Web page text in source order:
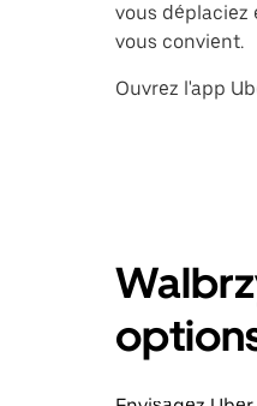
vous déplaciez
vous convient.
Ouvrez l'app